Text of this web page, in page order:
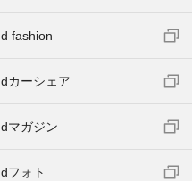
d fashion
dカーシェア
dマガジン
dフォト